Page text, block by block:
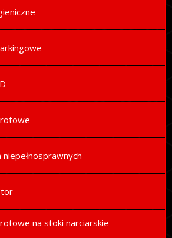
niepełnosprawnych
na stoki narciarskie –